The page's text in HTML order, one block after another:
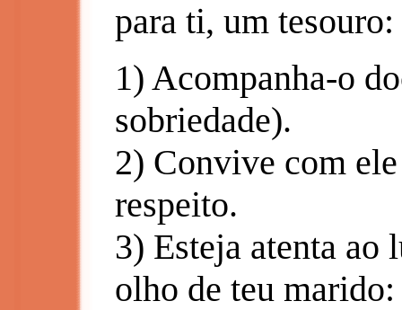
para ti, um tesouro:
1) Acompanha-o
sobriedade).
2) Convive com
respeito.
3) Esteja atenta ao
olho de teu